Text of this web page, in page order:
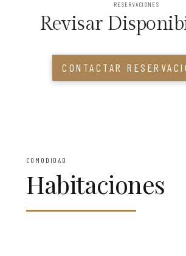
RESERVACIONES
Revisar
CONTACTAR
COMODIDAD
Habitaciones